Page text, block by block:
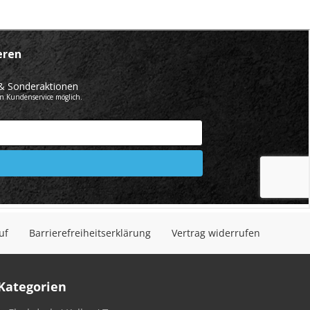
Barrierefreiheitserklärung Vertrag widerrufen